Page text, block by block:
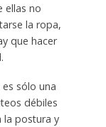
ellas no
la ropa,
que hacer
sólo una
débiles
la postura y